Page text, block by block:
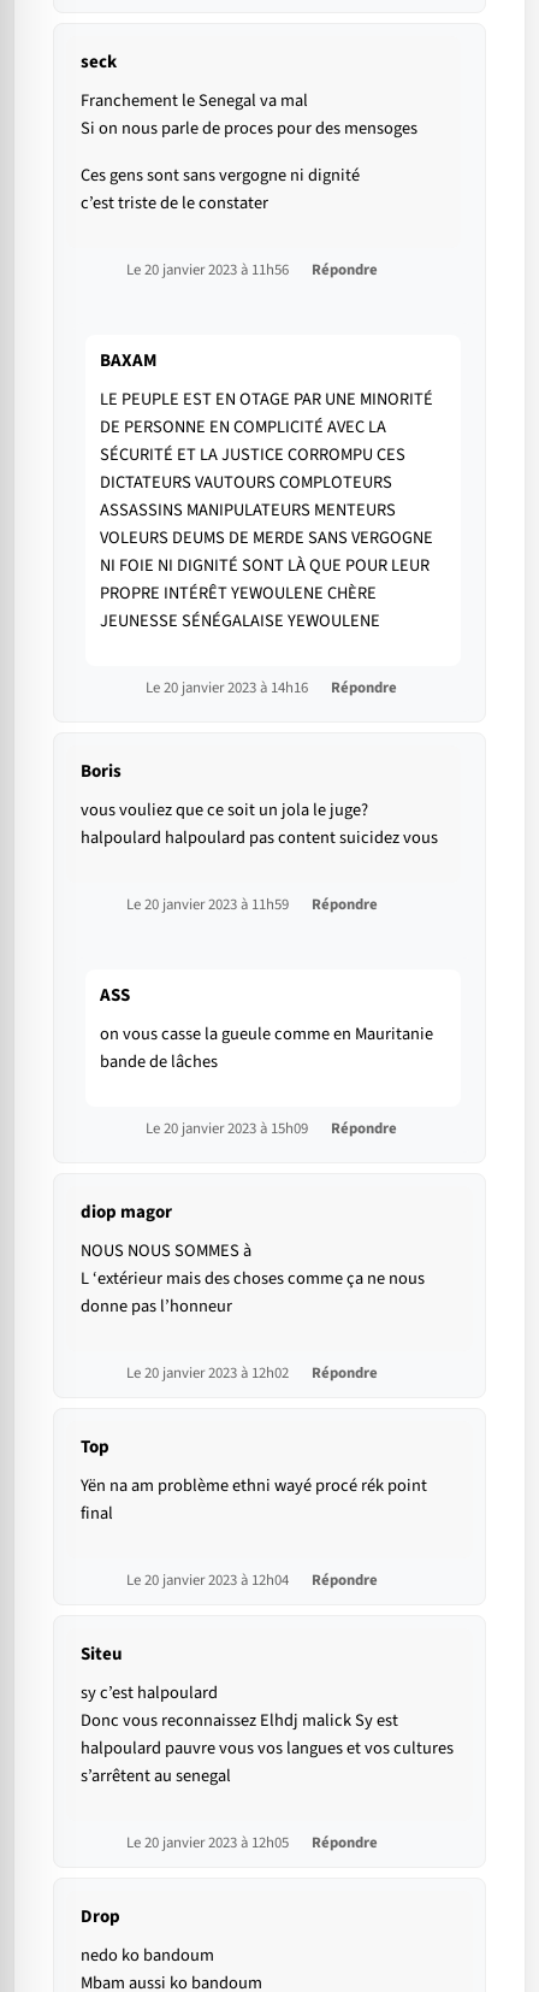
seck
Franchement le Senegal va mal
Si on nous parle de proces pour des mensoges
Ces gens sont sans vergogne ni dignité
c’est triste de le constater
Le 20 janvier 2023 à 11h56 Répondre
BAXAM
LE PEUPLE EST EN OTAGE PAR UNE MINORITÉ
DE PERSONNE EN COMPLICITÉ AVEC LA
SÉCURITÉ ET LA JUSTICE CORROMPU CES
DICTATEURS VAUTOURS COMPLOTEURS
ASSASSINS MANIPULATEURS MENTEURS
VOLEURS DEUMS DE MERDE SANS VERGOGNE
NI FOIE NI DIGNITÉ SONT LÀ QUE POUR LEUR
PROPRE INTÉRÊT YEWOULENE CHÈRE
JEUNESSE SÉNÉGALAISE YEWOULENE
Le 20 janvier 2023 à 14h16 Répondre
Boris
vous vouliez que ce soit un jola le juge?
halpoulard halpoulard pas content suicidez vous
Le 20 janvier 2023 à 11h59 Répondre
ASS
on vous casse la gueule comme en Mauritanie
bande de lâches
Le 20 janvier 2023 à 15h09 Répondre
diop magor
NOUS NOUS SOMMES à
L ‘extérieur mais des choses comme ça ne nous
donne pas l’honneur
Le 20 janvier 2023 à 12h02 Répondre
Top
Yën na am problème ethni wayé procé rék point
final
Le 20 janvier 2023 à 12h04 Répondre
Siteu
sy c’est halpoulard
Donc vous reconnaissez Elhdj malick Sy est
halpoulard pauvre vous vos langues et vos cultures
s’arrêtent au senegal
Le 20 janvier 2023 à 12h05 Répondre
Drop
nedo ko bandoum
Mbam aussi ko bandoum